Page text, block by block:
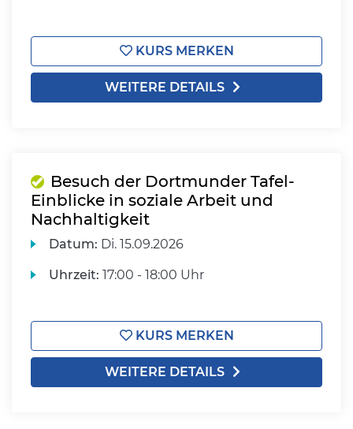
KURS MERKEN
WEITERE DETAILS
Besuch der Dortmunder Tafel-
Einblicke in soziale Arbeit und
Nachhaltigkeit
Datum: Di. 15.09.2026
Uhrzeit: 17:00 - 18:00 Uhr
KURS MERKEN
WEITERE DETAILS